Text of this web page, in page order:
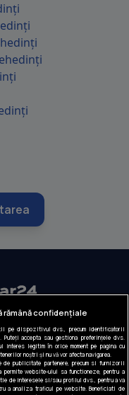
rămână confidențiale
pe dispozitivul dvs., precum identificatorii
accepta sau gestiona preferințele dvs.
legitim în orice moment pe pagina cu
noștri și nu vă vor afecta navigarea.
publicitate partenere, precum si furnizorii
website-ului sa functioneze, pentru a
de interesele si/sau profilul dvs., pentru a va
a analiza traficul pe website. Beneficiati de